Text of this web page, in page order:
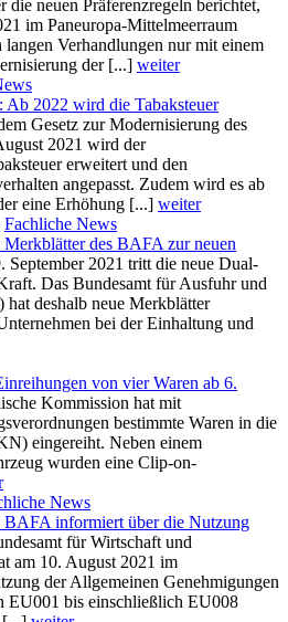
die neuen Präferenzregeln berichtet,
im Paneuropa-Mittelmeerraum
Verhandlungen nur mit einem
der [...] weiter
Ab 2022 wird die Tabaksteuer
Gesetz zur Modernisierung des
2021 wird der
erweitert und den
angepasst. Zudem wird es ab
eine Erhöhung [...] weiter
Fachliche News
des BAFA zur neuen
September 2021 tritt die neue Dual-
Das Bundesamt für Ausfuhr und
deshalb neue Merkblätter
bei der Einhaltung und
von vier Waren ab 6.
Kommission hat mit
bestimmte Waren in die
eingereiht. Neben einem
wurden eine Clip-on-
News
informiert über die Nutzung
für Wirtschaft und
am 10. August 2021 im
der Allgemeinen Genehmigungen
EU001 bis einschließlich EU008